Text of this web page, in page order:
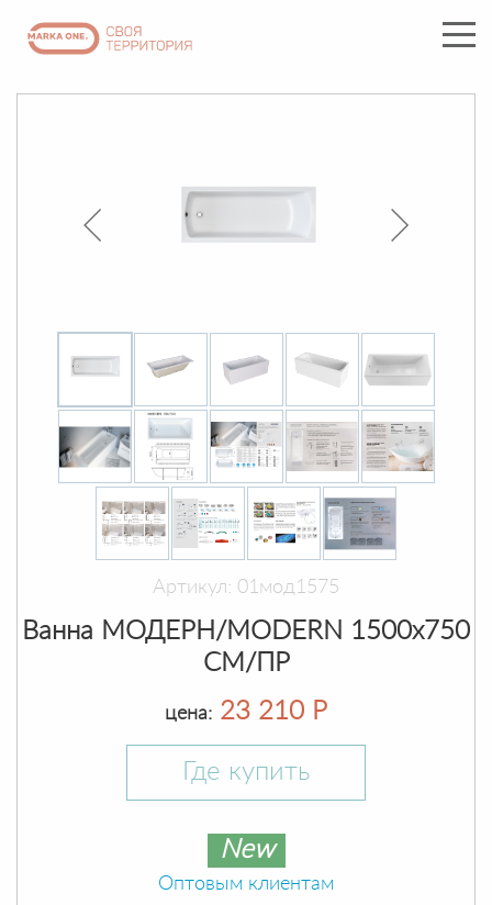
Артикул: 01мод1575
Ванна МОДЕРН/MODERN 1500х750
СМ/ПР
цена: 23 210 Р
Где купить
New
Оптовым клиентам